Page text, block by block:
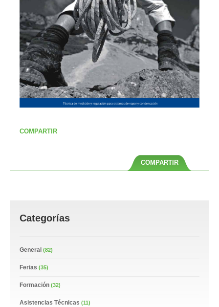
COMPARTIR
COMPARTIR
Categorías
General (82)
Ferias (35)
Formación (32)
Asistencias Técnicas (11)